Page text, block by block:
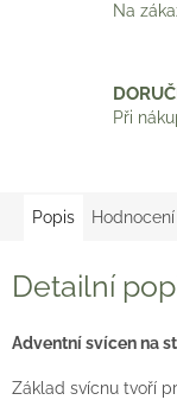
Na
Při
Popis Hodnocení
Detailní
Adventní svícen na
Základ svícnu tvoří